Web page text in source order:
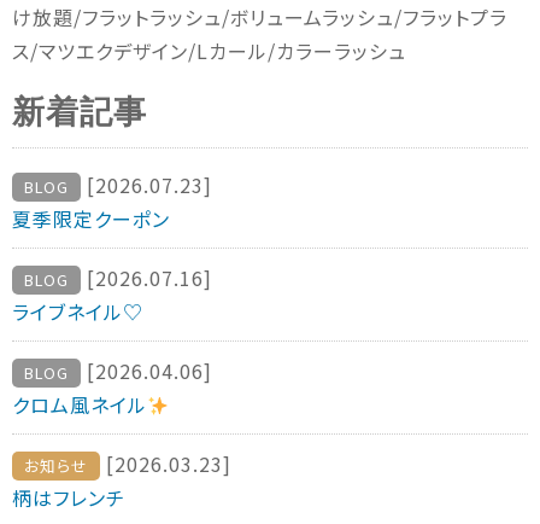
け放題/フラットラッシュ/ボリュームラッシュ/フラットプラ
ス/マツエクデザイン/Lカール/カラーラッシュ
新着記事
BLOG
[2026.07.23]
夏季限定クーポン
BLOG
[2026.07.16]
ライブネイル♡
BLOG
[2026.04.06]
クロム風ネイル
お知らせ
[2026.03.23]
柄はフレンチ